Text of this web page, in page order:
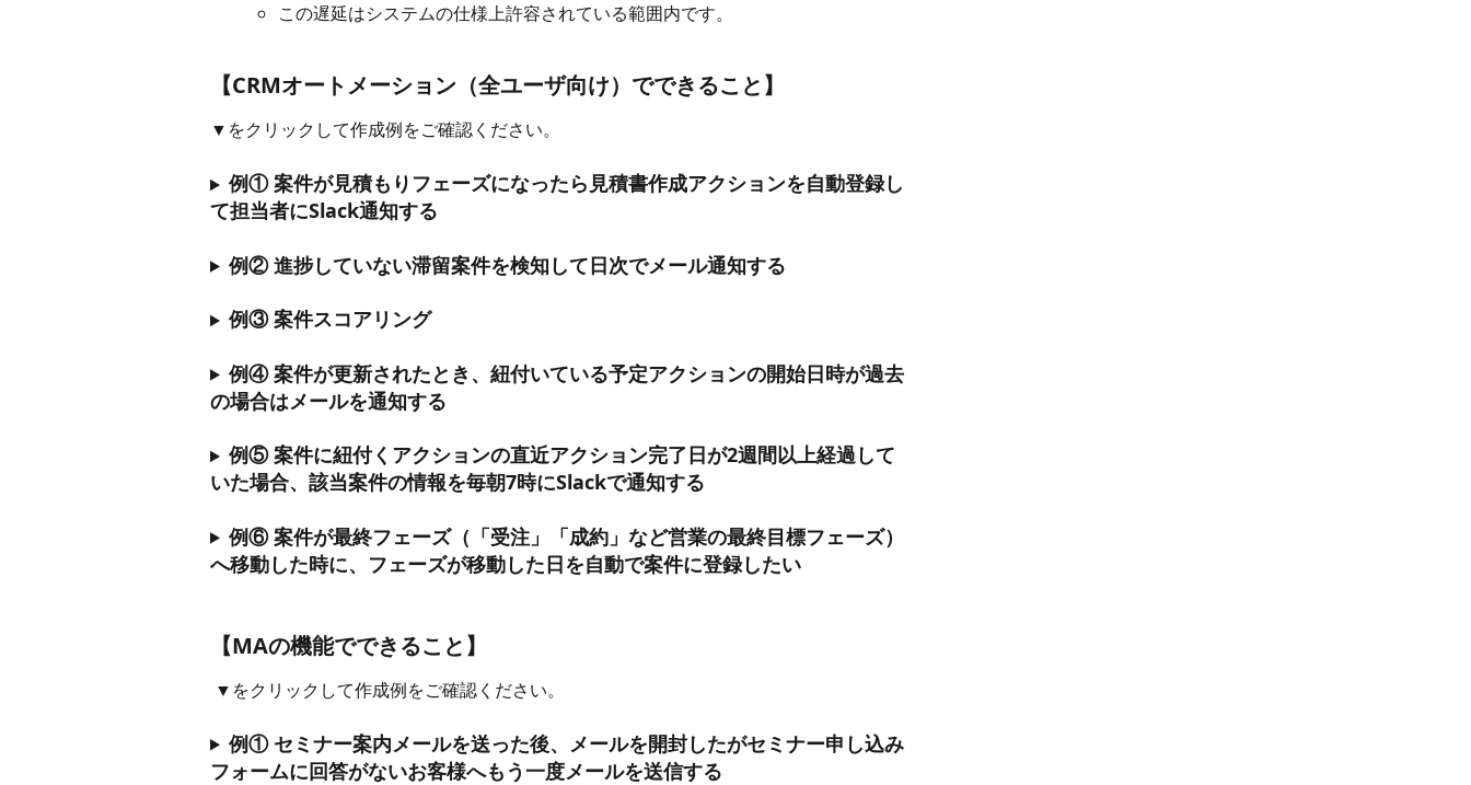
この遅延はシステムの仕様上許容されている範囲内です。
【CRMオートメーション（全ユーザ向け）でできること】
▼をクリックして作成例をご確認ください。
例① 案件が見積もりフェーズになったら見積書作成アクションを自動登録し
て担当者にSlack通知する
例② 進捗していない滞留案件を検知して日次でメール通知する
例③ 案件スコアリング
例④ 案件が更新されたとき、紐付いている予定アクションの開始日時が過去
の場合はメールを通知する
例⑤ 案件に紐付くアクションの直近アクション完了日が2週間以上経過して
いた場合、該当案件の情報を毎朝7時にSlackで通知する
例⑥ 案件が最終フェーズ（「受注」「成約」など営業の最終目標フェーズ）
へ移動した時に、フェーズが移動した日を自動で案件に登録したい
【MAの機能でできること】
▼をクリックして作成例をご確認ください。
例① セミナー案内メールを送った後、メールを開封したがセミナー申し込み
フォームに回答がないお客様へもう一度メールを送信する